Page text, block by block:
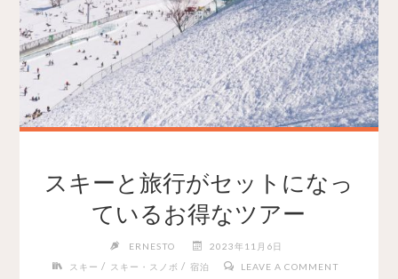
スキーと旅行がセットになっ
ているお得なツアー
ERNESTO
2023年11月6日
スキー / スキー・スノボ / 宿泊 LEAVE A COMMENT